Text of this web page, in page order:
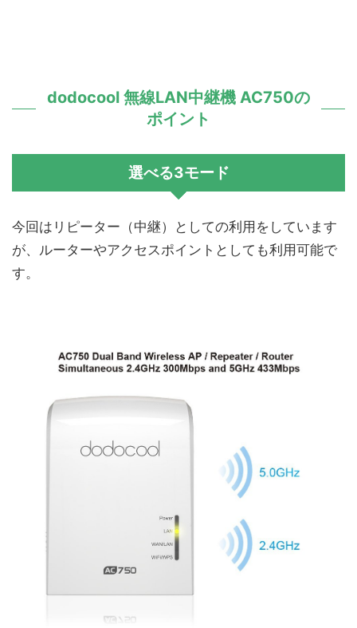
dodocool 無線LAN中継機 AC750の
ポイント
選べる3モード
今回はリピーター（中継）としての利用をしています
が、ルーターやアクセスポイントとしても利用可能で
す。